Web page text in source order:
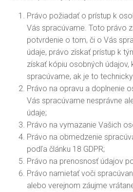
Právo požiadať o prístup k
Vás spracúvame. Toto právo
potvrdenie o tom, či o Vás
údaje, právo získať prístup k
získať kópiu osobných údajov,
spracúvame, ak je to
Právo na opravu a doplnenie
Vás spracúvame nesprávne
údaje;
Právo na vymazanie Vašich
Právo na obmedzenie
podľa článku 18 GDPR;
Právo na prenosnosť údajov
Právo namietať voči
alebo verejnom záujme